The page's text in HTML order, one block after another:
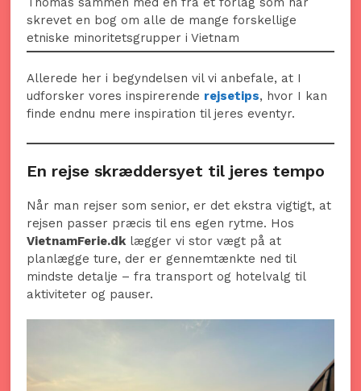
skrevet en bog om alle de mange forskellige
etniske minoritetsgrupper i Vietnam
Allerede her i begyndelsen vil vi anbefale, at I
udforsker vores inspirerende rejsetips, hvor I kan
finde endnu mere inspiration til jeres eventyr.
En rejse skræddersyet til jeres tempo
Når man rejser som senior, er det ekstra vigtigt, at
rejsen passer præcis til ens egen rytme. Hos
VietnamFerie.dklægger vi stor vægt på at
planlægge ture, der er gennemtænkte ned til
mindste detalje – fra transport og hotelvalg til
aktiviteter og pauser.